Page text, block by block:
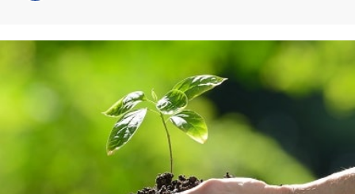
i
a
s